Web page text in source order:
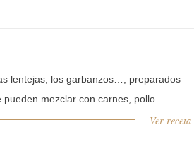
lentejas, los garbanzos…, preparados
mezclar con carnes, pollo...
Ver receta